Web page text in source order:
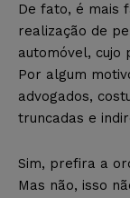
De fato, é mais
realização de
automóvel, cujo
Por algum
advogados,
truncadas e
Sim, prefira a
Mas não, isso